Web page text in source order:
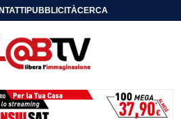
PUBBLICITÀCERCA